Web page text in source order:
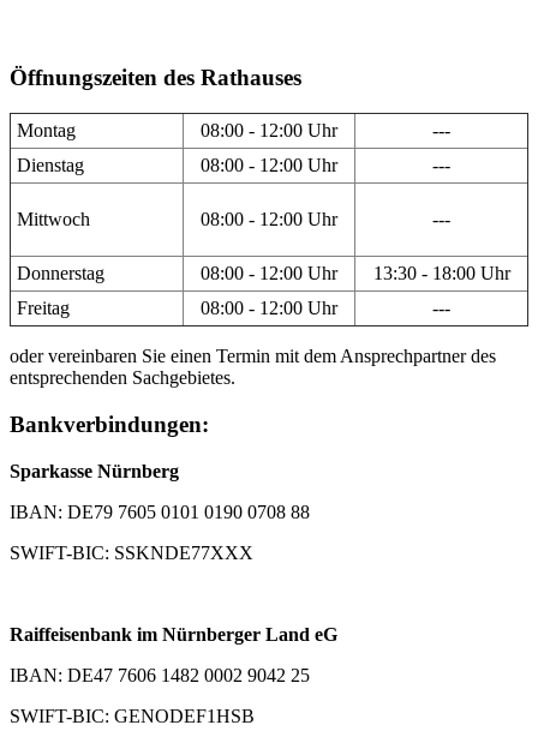
Öffnungszeiten des Rathauses
Montag 08:00 - 12:00 Uhr
---
Dienstag
08:00 - 12:00 Uhr ---
Mittwoch 08:00 - 12:00 Uhr ---
Donnerstag 08:00 - 12:00 Uhr
13:30 - 18:00 Uhr
Freitag
08:00 - 12:00 Uhr ---
oder vereinbaren Sie einen Termin mit dem Ansprechpartner des
entsprechenden Sachgebietes.
Bankverbindungen:
Sparkasse Nürnberg
IBAN: DE79 7605 0101 0190 0708 88
SWIFT-BIC: SSKNDE77XXX
Raiffeisenbank im Nürnberger Land eG
IBAN: DE47 7606 1482 0002 9042 25
SWIFT-BIC: GENODEF1HSB